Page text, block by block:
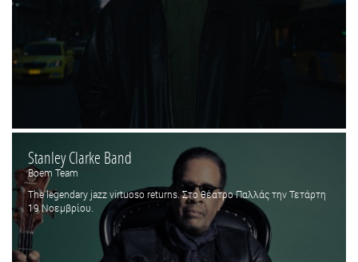
Stanley Clarke Band
Boem Team
The legendary jazz virtuoso returns. Στο θέατρο Παλλάς την Τετάρτη
19 Νοεμβρίου.